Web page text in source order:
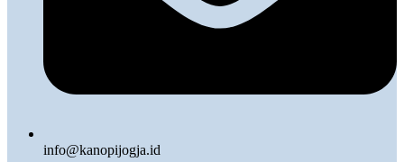
info@kanopijogja.id